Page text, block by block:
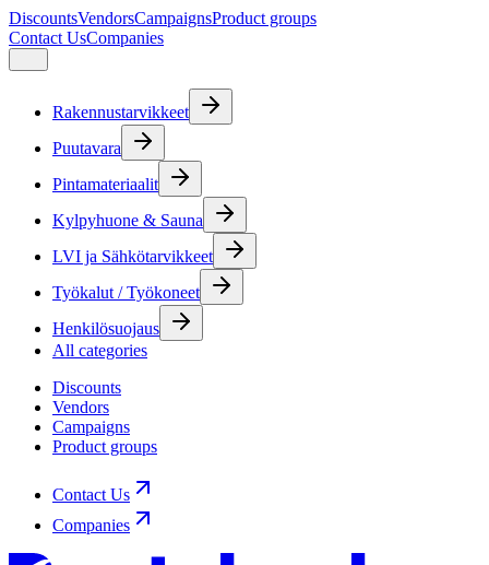
DiscountsVendorsCampaignsProduct groups
Contact UsCompanies
Rakennustarvikkeet
Puutavara
Pintamateriaalit
Kylpyhuone & Sauna
LVI ja Sähkötarvikkeet
Työkalut / Työkoneet
Henkilösuojaus
All categories
Discounts
Vendors
Campaigns
Product groups
Contact Us
Companies